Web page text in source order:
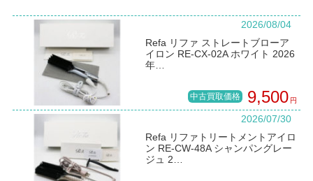
2026/08/04
Refa リファ ストレートブローア
イロン RE-CX-02A ホワイト 2026
年…
中古買取価格 9,500 円
2026/07/30
Refa リファトリートメントアイロ
ン RE-CW-48A シャンパングレー
ジュ 2…